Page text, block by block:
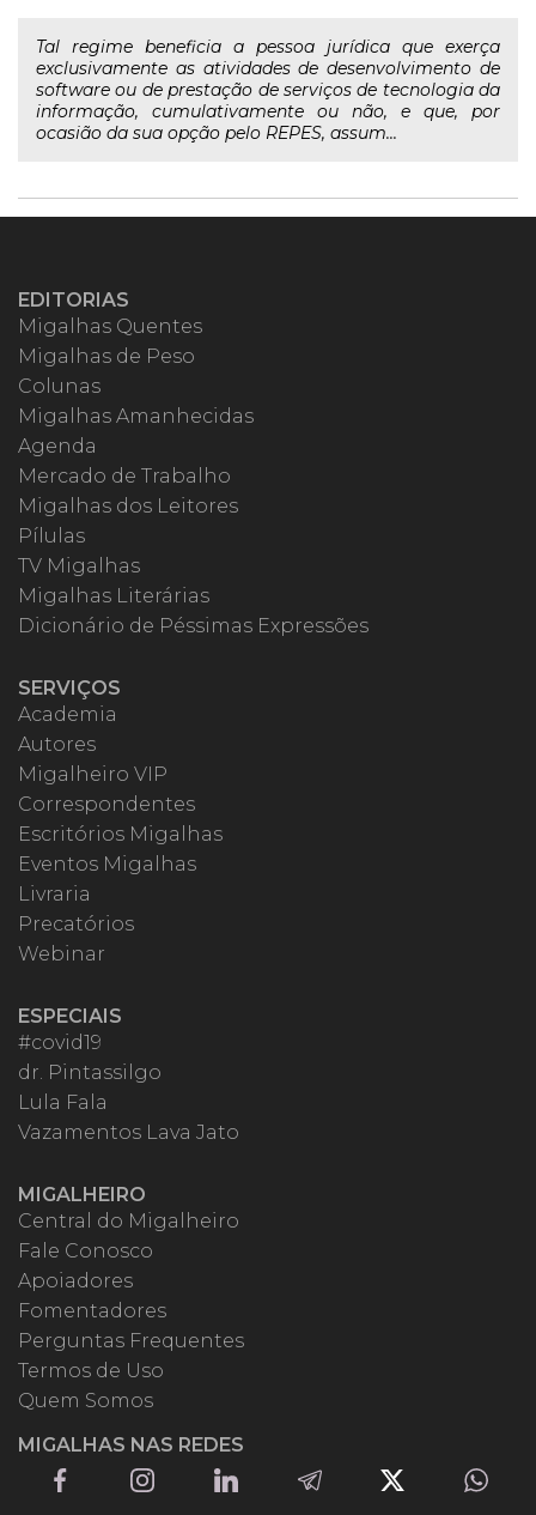
Tal regime beneficia a pessoa jurídica que exerça
exclusivamente as atividades de desenvolvimento de
software ou de prestação de serviços de tecnologia da
informação, cumulativamente ou não, e que, por
ocasião da sua opção pelo REPES, assum...
EDITORIAS
Migalhas Quentes
Migalhas de Peso
Colunas
Migalhas Amanhecidas
Agenda
Mercado de Trabalho
Migalhas dos Leitores
Pílulas
TV Migalhas
Migalhas Literárias
Dicionário de Péssimas Expressões
SERVIÇOS
Academia
Autores
Migalheiro VIP
Correspondentes
Escritórios Migalhas
Eventos Migalhas
Livraria
Precatórios
Webinar
ESPECIAIS
#covid19
dr. Pintassilgo
Lula Fala
Vazamentos Lava Jato
MIGALHEIRO
Central do Migalheiro
Fale Conosco
Apoiadores
Fomentadores
Perguntas Frequentes
Termos de Uso
Quem Somos
MIGALHAS NAS REDES